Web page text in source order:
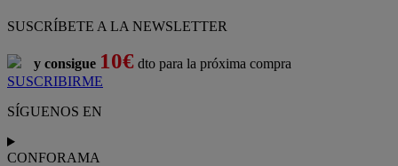
SUSCRÍBETE A LA NEWSLETTER
y consigue 10€ dto para la próxima compra
SUSCRIBIRME
SÍGUENOS EN
CONFORAMA